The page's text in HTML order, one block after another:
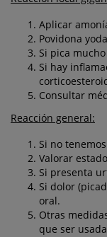
Aplicar
Povidona
Si pica
Si hay
Consultar
Reacción general:
Si no
Valorar
Si presenta
Si dolor
oral.
Otras
que ser